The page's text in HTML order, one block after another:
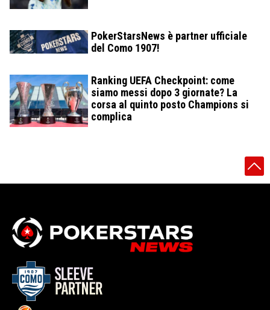
PokerStarsNews è partner ufficiale
del Como 1907!
Ranking UEFA Checkpoint: come
siamo messi dopo 3 giornate? La
corsa al quinto posto Champions si
complica